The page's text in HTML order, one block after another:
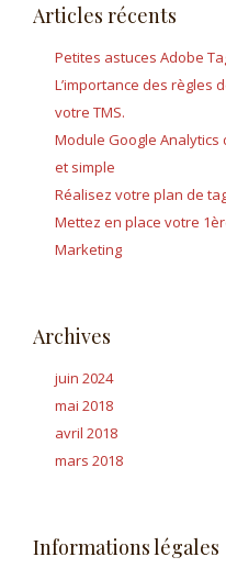
Articles récents
Petites astuces Adobe
L’importance des règles
votre TMS.
Module Google Analytics
et simple
Réalisez votre plan de
Mettez en place votre
Marketing
Archives
juin 2024
mai 2018
avril 2018
mars 2018
Informations légales